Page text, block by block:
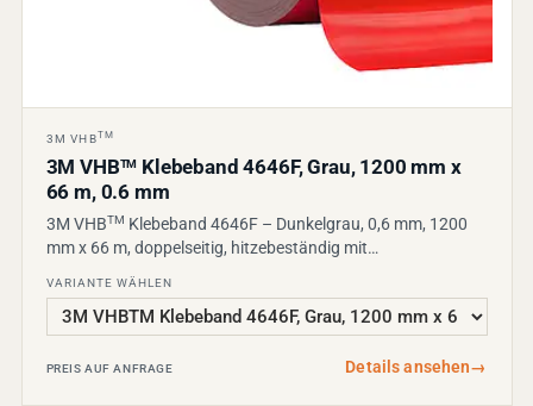
3M VHBTM
3M VHBTM Klebeband 4646F, Grau, 1200 mm x
66 m, 0.6 mm
3M VHBTM Klebeband 4646F – Dunkelgrau, 0,6 mm, 1200
mm x 66 m, doppelseitig, hitzebeständig mit…
VARIANTE WÄHLEN
PREIS AUF ANFRAGE Details ansehen→